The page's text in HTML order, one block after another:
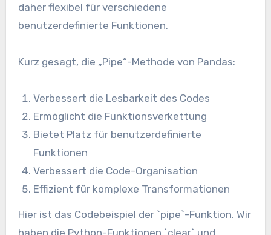
daher flexibel für verschiedene
benutzerdefinierte Funktionen.
Kurz gesagt, die „Pipe“-Methode von Pandas:
Verbessert die Lesbarkeit des Codes
Ermöglicht die Funktionsverkettung
Bietet Platz für benutzerdefinierte
Funktionen
Verbessert die Code-Organisation
Effizient für komplexe Transformationen
Hier ist das Codebeispiel der `pipe`-Funktion. Wir